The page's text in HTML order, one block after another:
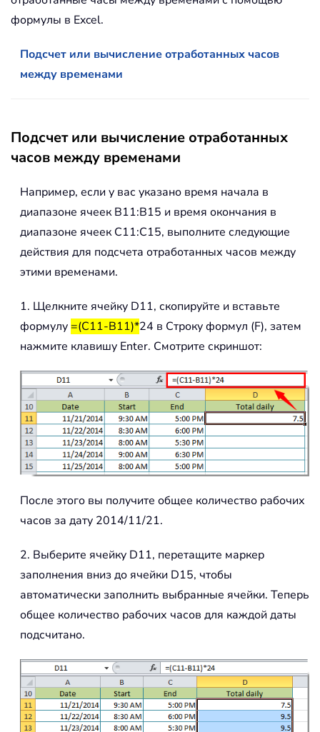
формулы в Excel.
Подсчет или вычисление отработанных часов
между временами
Подсчет или вычисление отработанных
часов между временами
Например, если у вас указано время начала в
диапазоне ячеек B11:B15 и время окончания в
диапазоне ячеек C11:C15, выполните следующие
действия для подсчета отработанных часов между
этими временами.
1. Щелкните ячейку D11, скопируйте и вставьте
формулу =(C11-B11)*24 в Строку формул (F), затем
нажмите клавишу Enter. Смотрите скриншот:
После этого вы получите общее количество рабочих
часов за дату 2014/11/21.
2. Выберите ячейку D11, перетащите маркер
заполнения вниз до ячейки D15, чтобы
автоматически заполнить выбранные ячейки. Теперь
общее количество рабочих часов для каждой даты
подсчитано.